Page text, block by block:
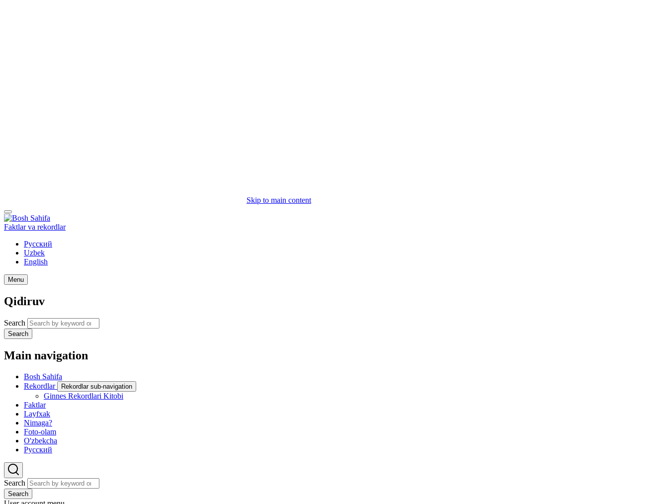
Skip to main content
Faktlar va rekordlar
Русский
Uzbek
English
Menu
Qidiruv
Search
Search
Main navigation
Bosh Sahifa
Rekordlar
Rekordlar sub-navigation
Ginnes Rekordlari Kitobi
Faktlar
Layfxak
Nimaga?
Foto-olam
O'zbekcha
Русский
Search
Search